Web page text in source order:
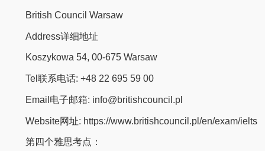
British Council Warsaw
Address详细地址
Koszykowa 54, 00-675 Warsaw
Tel联系电话: +48 22 695 59 00
Email电子邮箱: info@britishcouncil.pl
Website网址: https://www.britishcouncil.pl/en/exam/ielts
第四个雅思考点：